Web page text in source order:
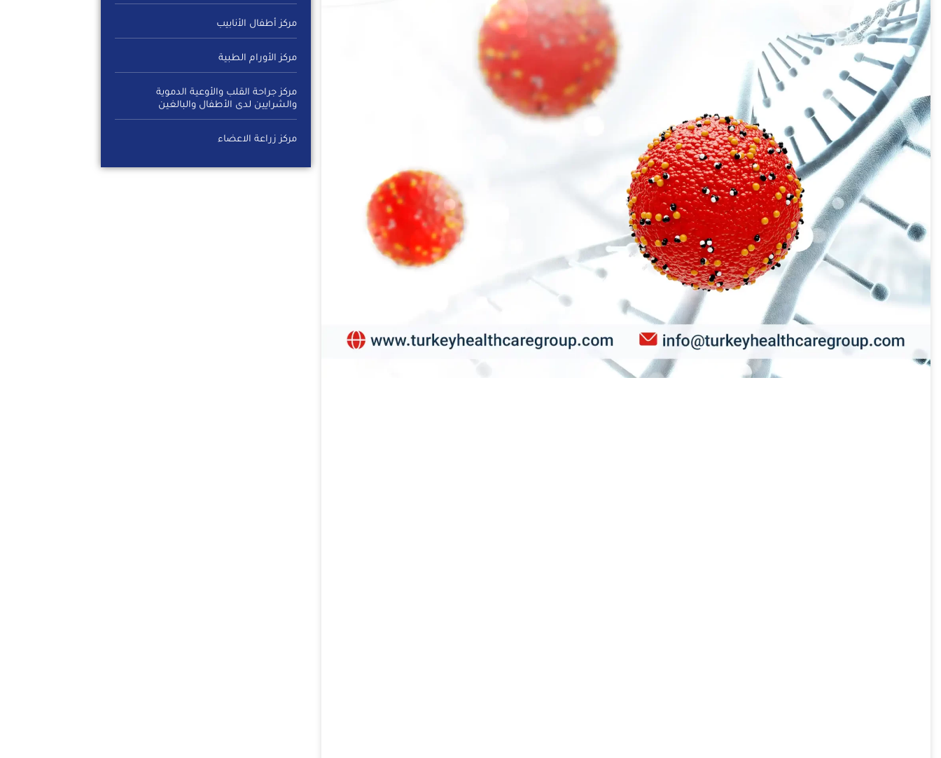
مركز أطفال الأنابيب
مركز الأورام الطبية
مركز جراحة القلب والأوعية الدموية
والشرايين لدى الأطفال والبالغين
مركز زراعة الاعضاء